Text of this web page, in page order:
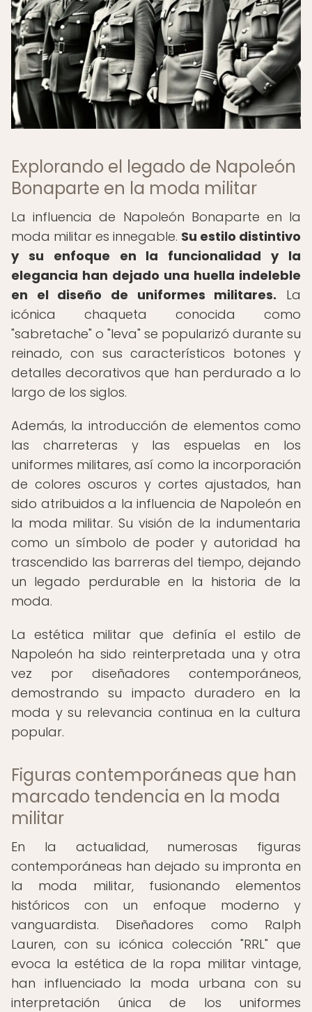
Explorando el legado de Napoleón
Bonaparte en la moda militar
La influencia de Napoleón Bonaparte en la
moda militar es innegable. Su estilo distintivo
y su enfoque en la funcionalidad y la
elegancia han dejado una huella indeleble
en el diseño de uniformes militares. La
icónica chaqueta conocida como
"sabretache" o "leva" se popularizó durante su
reinado, con sus característicos botones y
detalles decorativos que han perdurado a lo
largo de los siglos.
Además, la introducción de elementos como
las charreteras y las espuelas en los
uniformes militares, así como la incorporación
de colores oscuros y cortes ajustados, han
sido atribuidos a la influencia de Napoleón en
la moda militar. Su visión de la indumentaria
como un símbolo de poder y autoridad ha
trascendido las barreras del tiempo, dejando
un legado perdurable en la historia de la
moda.
La estética militar que definía el estilo de
Napoleón ha sido reinterpretada una y otra
vez por diseñadores contemporáneos,
demostrando su impacto duradero en la
moda y su relevancia continua en la cultura
popular.
Figuras contemporáneas que han
marcado tendencia en la moda
militar
En la actualidad, numerosas figuras
contemporáneas han dejado su impronta en
la moda militar, fusionando elementos
históricos con un enfoque moderno y
vanguardista. Diseñadores como Ralph
Lauren, con su icónica colección "RRL" que
evoca la estética de la ropa militar vintage,
han influenciado la moda urbana con su
interpretación única de los uniformes